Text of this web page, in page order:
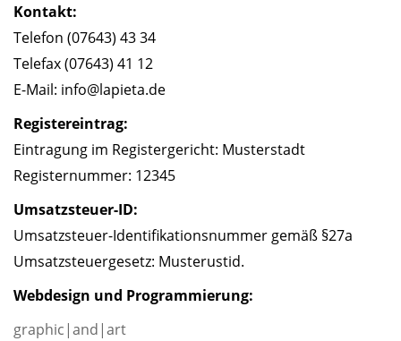
Kontakt:
Telefon (07643) 43 34
Telefax (07643) 41 12
E-Mail: info@lapieta.de
Registereintrag:
Eintragung im Registergericht: Musterstadt
Registernummer: 12345
Umsatzsteuer-ID:
Umsatzsteuer-Identifikationsnummer gemäß §27a
Umsatzsteuergesetz: Musterustid.
Webdesign und Programmierung:
graphic|and|art